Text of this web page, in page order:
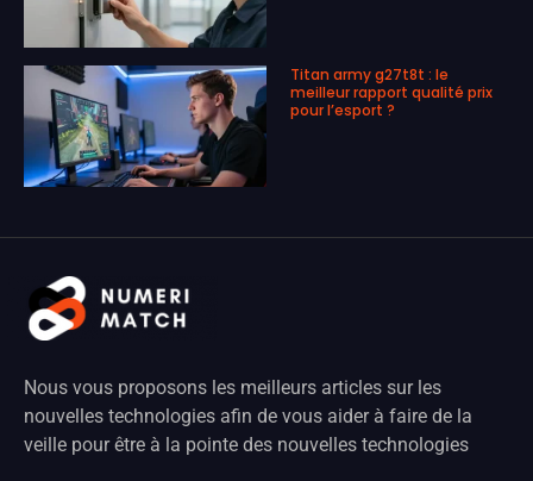
Titan army g27t8t : le
meilleur rapport qualité prix
pour l’esport ?
Nous vous proposons les meilleurs articles sur les
nouvelles technologies afin de vous aider à faire de la
veille pour être à la pointe des nouvelles technologies